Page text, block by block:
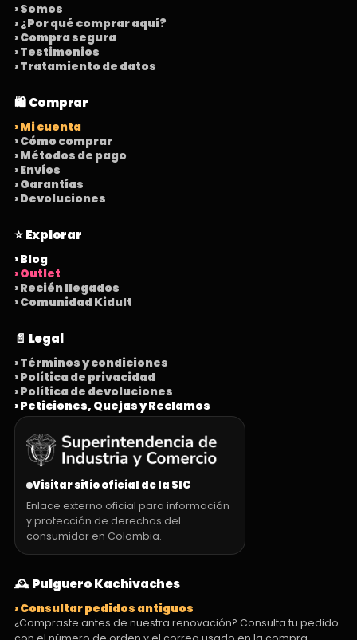
› Somos
› ¿Por qué comprar aquí?
› Compra segura
› Testimonios
› Tratamiento de datos
🛍️ Comprar
› Mi cuenta
› Cómo comprar
› Métodos de pago
› Envíos
› Garantías
› Devoluciones
⭐ Explorar
› Blog
› Outlet
› Recién llegados
› Comunidad Kidult
📄 Legal
› Términos y condiciones
› Política de privacidad
› Política de devoluciones
› Peticiones, Quejas y Reclamos
Visitar sitio oficial de la SIC
Enlace externo oficial para información
y protección de derechos del
consumidor en Colombia.
🕰️ Pulguero Kachivaches
› Consultar pedidos antiguos
¿Compraste antes de nuestra renovación? Consulta tu pedido